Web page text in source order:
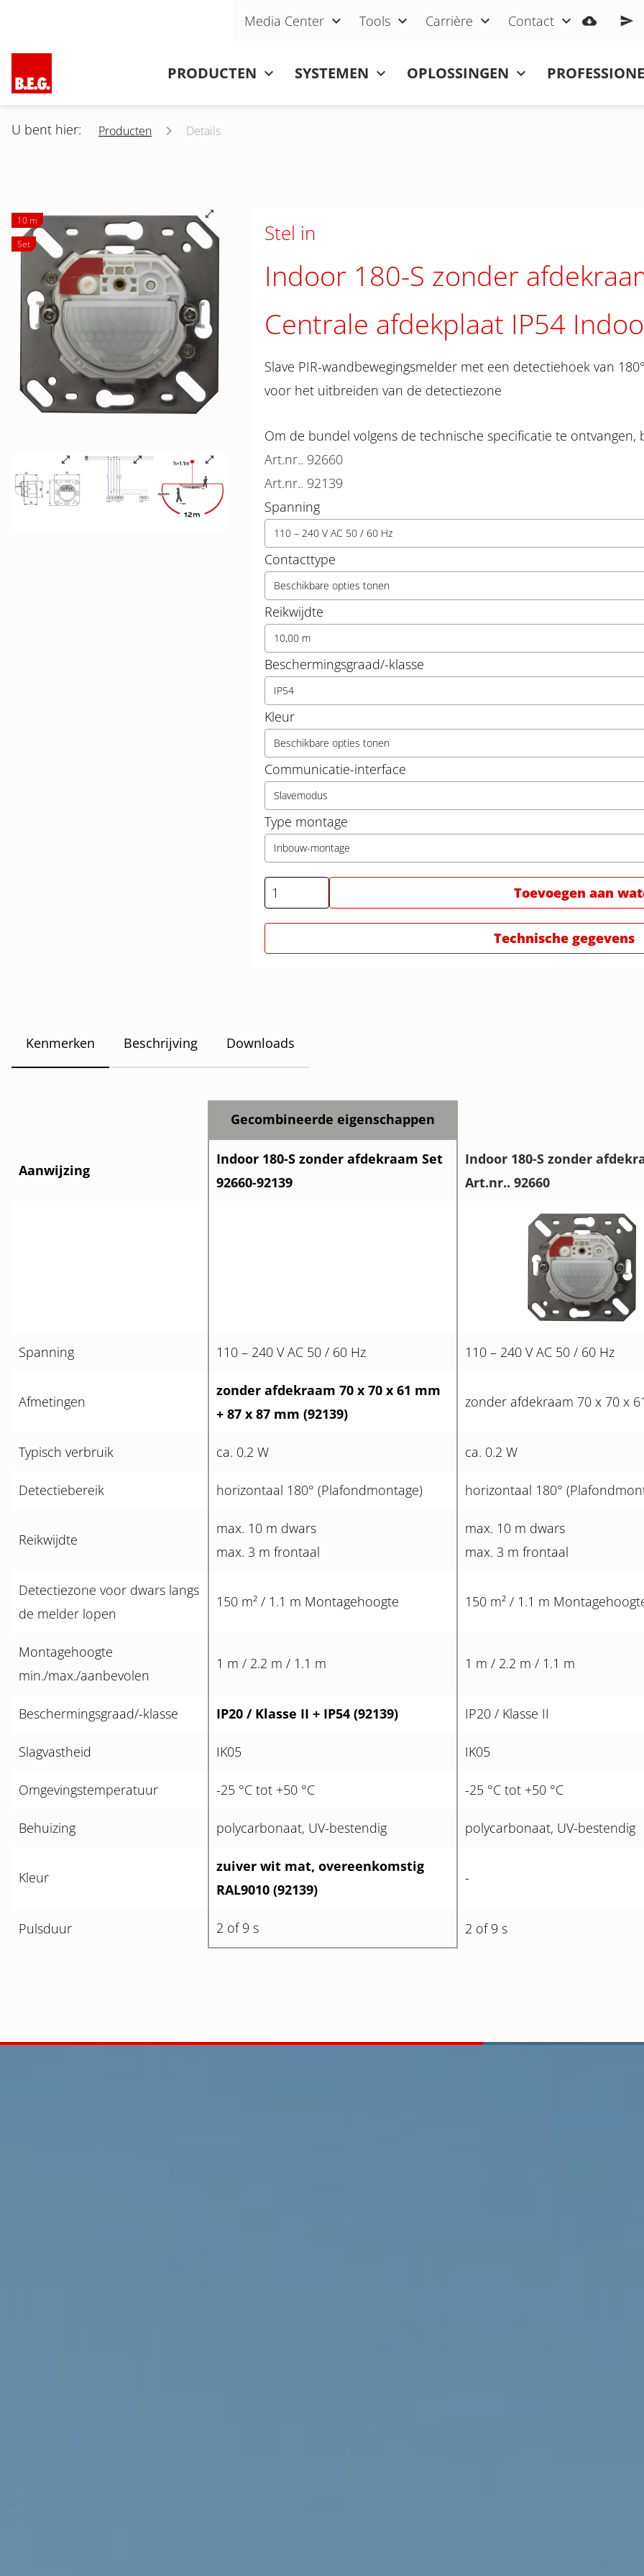
Navigatie overslaan
Media Center Tools Carrière Contact
PRODUCTEN SYSTEMEN OPLOSSINGEN
U bent hier: Producten Details
10 m
Set
Stel in
Indoor 180-S zonder
Centrale afdekplaat IP54
Slave PIR-wandbewegingsmelder met een detectiehoek van
voor het uitbreiden van de detectiezone
Om de bundel volgens de technische specificatie te ontvangen,
Art.nr.. 92660
Art.nr.. 92139
Spanning
110 – 240 V AC 50 / 60 Hz
Contacttype
Beschikbare opties tonen
Reikwijdte
10,00 m
Beschermingsgraad/-klasse
IP54
Kleur
Beschikbare opties tonen
Communicatie-interface
Slavemodus
Type montage
Inbouw-montage
Toevoegen aan
Technische gegevens
Kenmerken Beschrijving Downloads
Gecombineerde eigenschappen
Aanwijzing
Indoor 180-S zonder afdekraam Set
92660-92139
Indoor 180-S zonder
Art.nr.. 92660
Spanning 110 – 240 V AC 50 / 60 Hz 110 – 240 V AC 50 / 60 Hz
Afmetingen
zonder afdekraam 70 x 70 x 61 mm
+ 87 x 87 mm (92139)
zonder afdekraam 70 x 70 x
Typisch verbruik ca. 0.2 W ca. 0.2 W
Detectiebereik horizontaal 180° (Plafondmontage) horizontaal 180°
Reikwijdte
max. 10 m dwars
max. 3 m frontaal
max. 10 m dwars
max. 3 m frontaal
Detectiezone voor dwars langs
de melder lopen
150 m² / 1.1 m Montagehoogte 150 m² / 1.1 m
Montagehoogte
min./max./aanbevolen
1 m / 2.2 m / 1.1 m 1 m / 2.2 m / 1.1 m
Beschermingsgraad/-klasse IP20 / Klasse II + IP54 (92139) IP20 / Klasse II
Slagvastheid IK05 IK05
Omgevingstemperatuur -25 °C tot +50 °C -25 °C tot +50 °C
Behuizing polycarbonaat, UV-bestendig polycarbonaat, UV-bestendig
Kleur
zuiver wit mat, overeenkomstig
RAL9010 (92139)
-
Pulsduur 2 of 9 s 2 of 9 s